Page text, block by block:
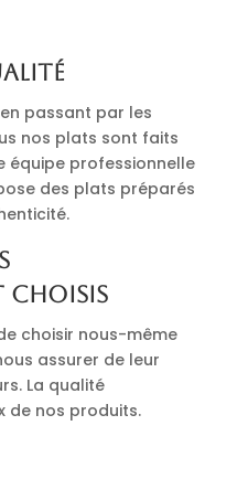
passant par les
nos plats sont faits
équipe professionnelle
des plats préparés
choisis
choisir nous-même
assurer de leur
La qualité
de nos produits.